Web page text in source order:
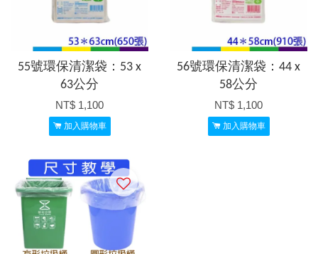
55號環保清潔袋：53 x
63公分
NT$ 1,100
加入購物車
56號環保清潔袋：44 x
58公分
NT$ 1,100
加入購物車